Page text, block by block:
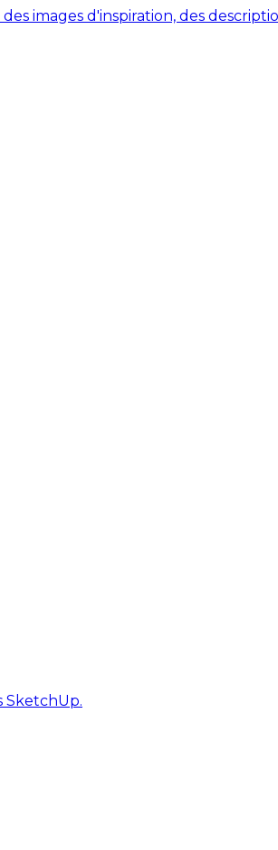
images d'inspiration, des
SketchUp.